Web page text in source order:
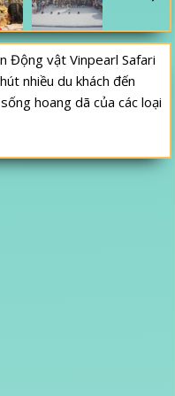
Động vật Vinpearl Safari
nhiều du khách đến
hoang dã của các loại